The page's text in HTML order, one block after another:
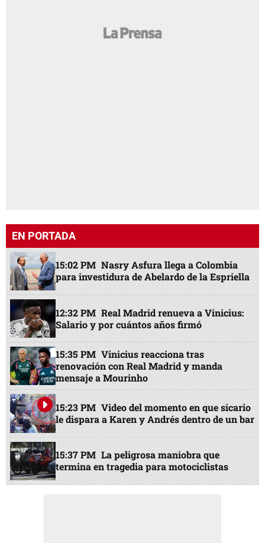
EN PORTADA
15:02 PM Nasry Asfura llega a Colombia
para investidura de Abelardo de la Espriella
12:32 PM Real Madrid renueva a Vinicius:
Salario y por cuántos años firmó
15:35 PM Vinicius reacciona tras
renovación con Real Madrid y manda
mensaje a Mourinho
15:23 PM Video del momento en que sicario
le dispara a Karen y Andrés dentro de un bar
15:37 PM La peligrosa maniobra que
termina en tragedia para motociclistas